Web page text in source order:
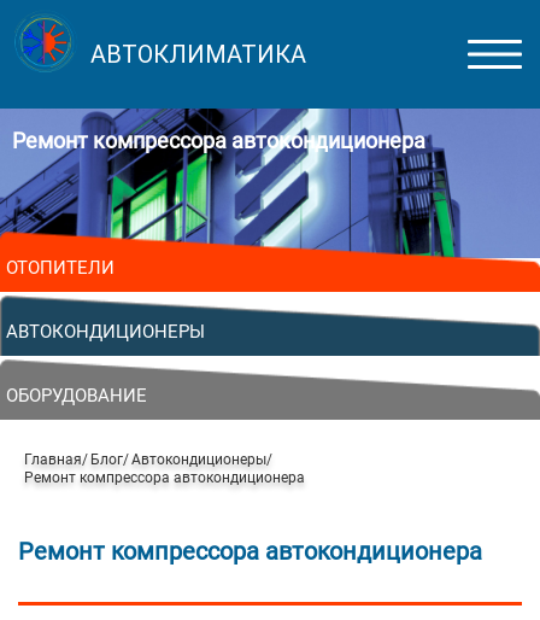
АВТОКЛИМАТИКА
Ремонт компрессора автокондиционера
ОТОПИТЕЛИ
АВТОКОНДИЦИОНЕРЫ
ОБОРУДОВАНИЕ
Главная Блог Автокондиционеры
Ремонт компрессора автокондиционера
Ремонт компрессора автокондиционера